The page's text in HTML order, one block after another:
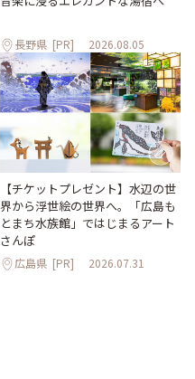
長野県 [PR] 2026.08.05
【チケットプレゼント】水辺の世
界から浮世絵の世界へ。「広島も
とまち水族館」ではじまるアート
さんぽ
広島県 [PR] 2026.07.31